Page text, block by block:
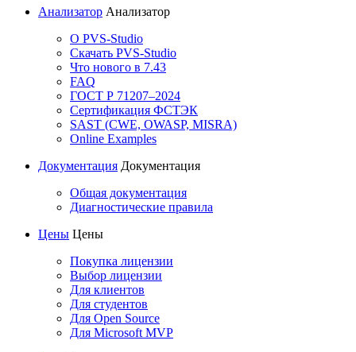
Анализатор Анализатор
О PVS-Studio
Скачать PVS-Studio
Что нового в 7.43
FAQ
ГОСТ Р 71207–2024
Сертификация ФСТЭК
SAST (CWE, OWASP, MISRA)
Online Examples
Документация Документация
Общая документация
Диагностические правила
Цены Цены
Покупка лицензии
Выбор лицензии
Для клиентов
Для студентов
Для Open Source
Для Microsoft MVP